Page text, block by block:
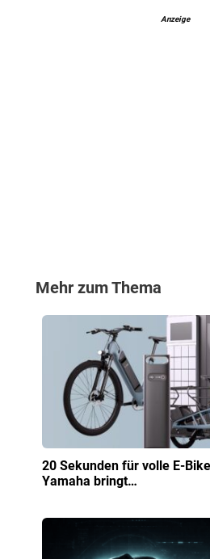
Anzeige
Mehr zum Thema
20 Sekunden für volle E-
Yamaha bringt…